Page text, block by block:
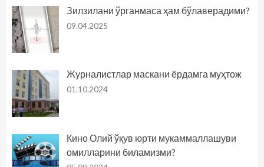
Зилзилани ўрганмаса ҳам бўлаверадими?
09.04.2025
Журналистлар маскани ёрдамга муҳтож
01.10.2024
Кино Олий ўқув юрти мукаммаллашуви
омилларини биламизми?